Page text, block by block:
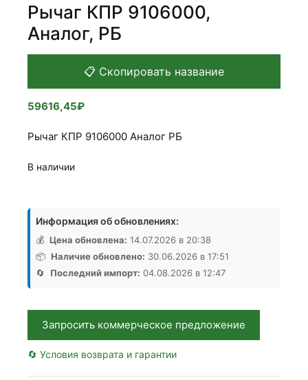
Рычаг КПР 9106000,
Аналог, РБ
📋 Скопировать название
59616,45₽
Рычаг КПР 9106000 Аналог РБ
В наличии
товара
Рычаг
КПР
9106000,
Аналог,
РБ
Информация об обновлениях:
💰 Цена обновлена: 14.07.2026 в 20:38
📦 Наличие обновлено: 30.06.2026 в 17:51
🔄
Последний импорт: 04.08.2026 в 12:47
Запросить коммерческое предложение
🔄 Условия возврата и гарантии